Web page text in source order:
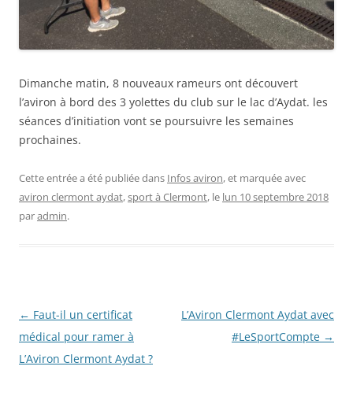
Dimanche matin, 8 nouveaux rameurs ont découvert
l’aviron à bord des 3 yolettes du club sur le lac d’Aydat. les
séances d’initiation vont se poursuivre les semaines
prochaines.
Cette entrée a été publiée dans Infos aviron, et marquée avec
aviron clermont aydat,sport à Clermont, le lun 10 septembre 2018
paradmin.
Navigation
des
articles
← Faut-il un certificat
médical pour ramer à
L’Aviron Clermont Aydat ?
L’Aviron Clermont Aydat avec
#LeSportCompte →